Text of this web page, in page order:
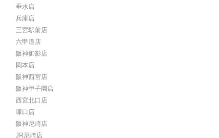
垂水店
兵庫店
三宮駅前店
六甲道店
阪神御影店
岡本店
阪神西宮店
阪神甲子園店
西宮北口店
塚口店
阪神尼崎店
JR尼崎店